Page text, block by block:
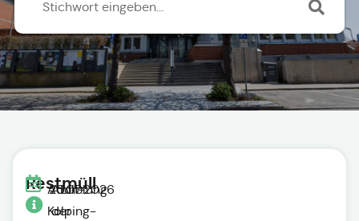
Restmüll
20.07.2026
Abholung
der
Adolf-
Kolping-